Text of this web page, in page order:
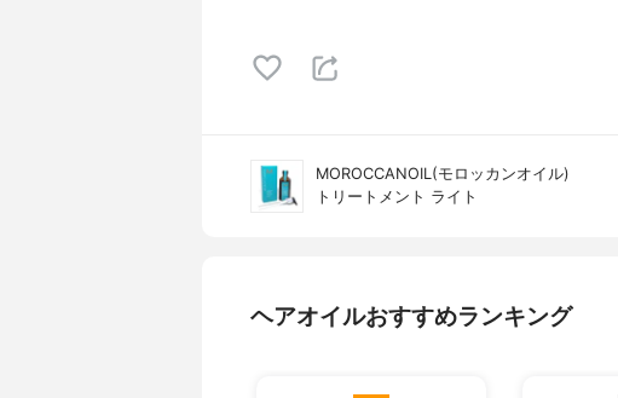
MOROCCANOIL(モロッカンオイル)
トリートメント ライト
ヘアオイルおすすめランキング